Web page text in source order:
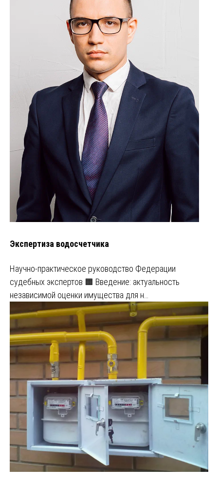
Экспертиза водосчетчика
Научно-практическое руководство Федерации
судебных экспертов 🟧 Введение: актуальность
независимой оценки имущества для н…